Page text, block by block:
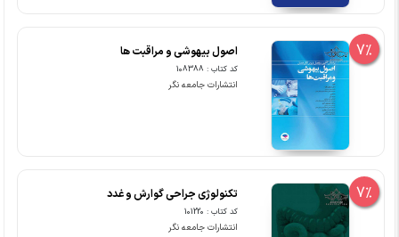
7% اصول بیهوشی و مراقبت ها
کد کتاب : 108388
انتشارات جامعه نگر
7% تکنولوژی جراحی گوارش و غدد
کد کتاب : 101220
انتشارات جامعه نگر